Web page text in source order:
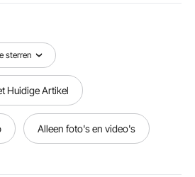
hulpmiddel dat het werk van
beschikbaar voor flexibel
】 - Boxmessen zijn
gebruik door tuinarchitecten,
Ze zijn ideaal voor
nivellering, opvulling,
sterren
Huidige Artikel
Alleen foto's en video's